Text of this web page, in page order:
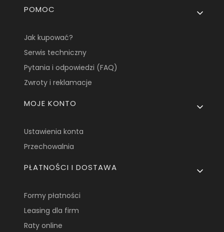
Linki w stopce
POMOC
Jak kupować?
Serwis techniczny
Pytania i odpowiedzi (FAQ)
Zwroty i reklamacje
MOJE KONTO
Ustawienia konta
Przechowalnia
PŁATNOŚCI I DOSTAWA
Formy płatności
Leasing dla firm
Raty online